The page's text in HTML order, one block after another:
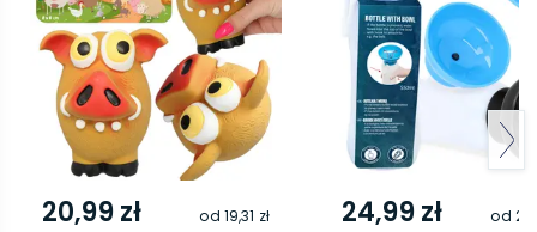
20,99 zł od 19,31 zł 24,99 zł od